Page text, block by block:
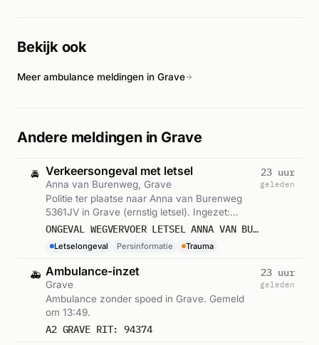
Bekijk ook
Meer ambulance meldingen in Grave→
Andere meldingen in Grave
🚔 Verkeersongeval met letsel
Anna van Burenweg, Grave
Politie ter plaatse naar Anna van Burenweg
5361JV in Grave (ernstig letsel). Ingezet:
Persinformatie. Gemeld om 13:50.
ONGEVAL WEGVERVOER LETSEL ANNA VAN BURENWEG 5361JV GRAVE
Letselongeval Persinformatie Trauma
23 uur
geleden
🚑 Ambulance-inzet
Grave
Ambulance zonder spoed in Grave. Gemeld
om 13:49.
A2 GRAVE RIT: 94374
23 uur
geleden